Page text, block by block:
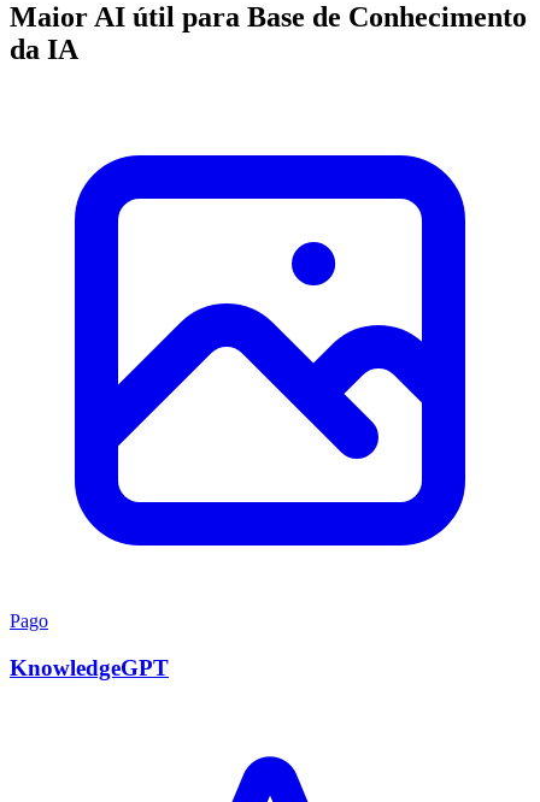
Maior AI útil para Base de Conhecimento
da IA
Pago
KnowledgeGPT